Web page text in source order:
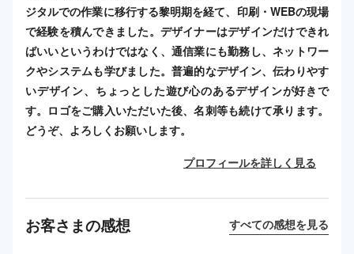
ジタルでの作業に移行する黎明期を経て、印刷・WEBの現場
で経験を積んできました。デザイナーはデザインだけできれ
ばいいというわけではなく、通信業にも勤務し、ネットワー
クやシステムも学びました。普遍的なデザイン、伝わりやす
いデザイン、ちょっとした遊び心のあるデザインが好きで
す。ロゴをご購入いただいた後、名刺等も続けて承ります。
どうぞ、よろしくお願いします。
プロフィールを詳しく見る
お客さまの感想 すべての感想を見る